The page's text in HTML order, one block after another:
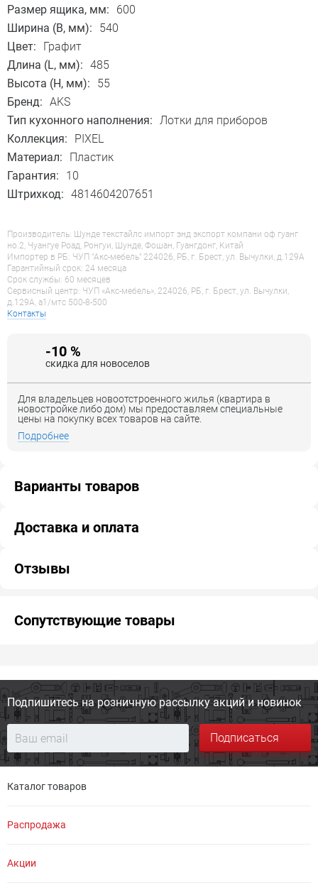
мм до 485 мм за счет возможности подрезки.
Размер ящика, мм:
600
Ширина (B, мм):
540
Цвет:
Графит
Длина (L, мм): 485
Высота (H, мм):
55
Бренд: AKS
Тип кухонного наполнения: Лотки для приборов
Коллекция:
PIXEL
Материал:
Пластик
Гарантия:
10
Штрихкод: 4814604207651
Производитель: Шунде текстайлс импорт энд экспорт компани оф гуанг
но.2, Чуангуе Роад, Ронгуи, Шунде, Фошан, Гуангдонг, Китай
Импортер в РБ: ЧУП "Акс-мебель" 224026, РБ, г. Брест, ул. Вычулки, д.129А
Гарантийный срок: 24 месяца
Срок службы: 60 месяцев
Сервисный центр: ЧУП «Акс-мебель», 224026, РБ, г. Брест, ул. Вычулки,
д.129А, a1/мтс 500-8-500
Контакты
-10 %
скидка для новоселов
Для владельцев новоотстроенного жилья (квартира в
новостройке либо дом) мы предоставляем специальные
цены на покупку всех товаров на сайте.
Подробнее
Варианты товаров
Доставка и оплата
Отзывы
Сопутствующие товары
Подпишитесь на розничную рассылку акций и новинок
Подписаться
Каталог товаров
Распродажа
Акции